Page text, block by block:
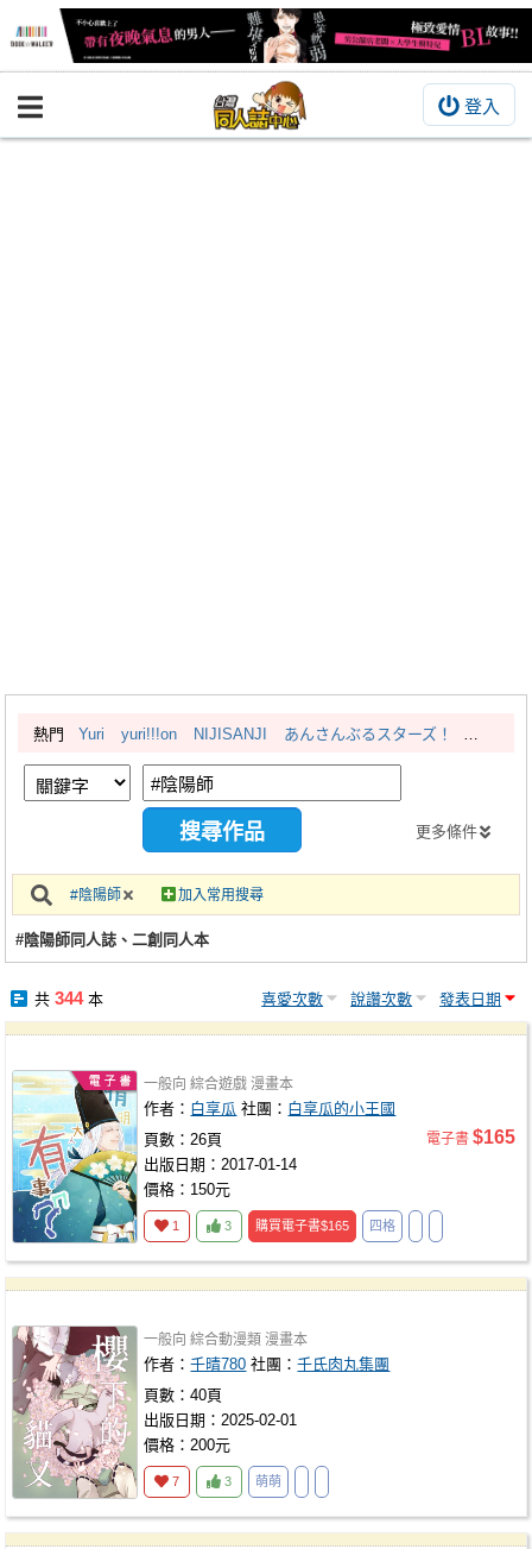
登入
BOOKY書集倉庫
繪圖藝廊
交流中心
攤位轉讓區
會員中心
註冊會員
熱門 Yuri yuri!!!on NIJISANJI あんさんぶるスターズ！
更多條件
#陰陽師 加入常用搜尋
#陰陽師同人誌、二創同人本
共 344本 喜愛次數 說讚次數 發表日期
一般向 綜合遊戲 漫畫本
作者： 白享瓜 社團： 白享瓜的小王國
頁數：26頁
出版日期：2017-01-14
價格：150元
電子書 $165
1 3 購買電子書$165 四格
一般向 綜合動漫類 漫畫本
作者：千晴780 社團：千氏肉丸集團
頁數：40頁
出版日期：2025-02-01
價格：200元
7 3 萌萌